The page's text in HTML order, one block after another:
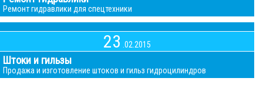
Ремонт гидравлики для спецтехники
23 .02.2015
Штоки и гильзы
Продажа и изготовление штоков и гильз гидроцилиндров